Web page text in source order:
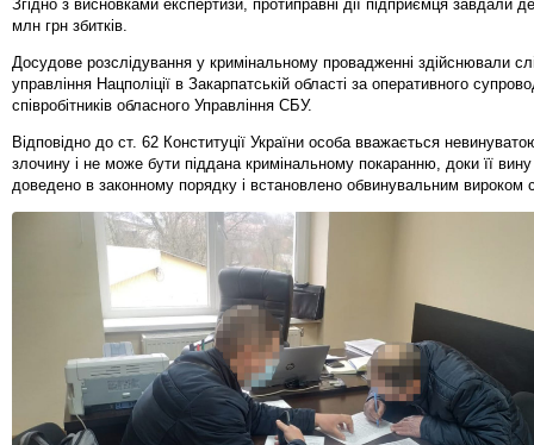
Згідно з висновками експертизи, протиправні дії підприємця завдали
млн грн збитків.
Досудове розслідування у кримінальному провадженні здійснювали
управління Нацполіції в Закарпатській області за оперативного
співробітників обласного Управління СБУ.
Відповідно до ст. 62 Конституції України особа вважається
злочину і не може бути піддана кримінальному покаранню, доки її
доведено в законному порядку і встановлено обвинувальним вироком